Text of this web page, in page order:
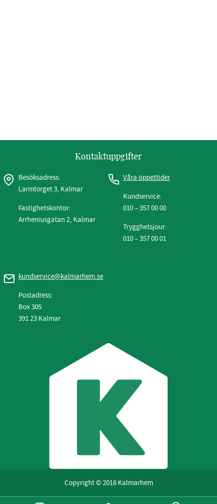
Kontaktuppgifter
Besöksadress:
Larmtorget 3, Kalmar
Fastighetskontor:
Arrheniusgatan 2, Kalmar
Våra öppettider
Kundservice:
010 – 357 00 00
Trygghetsjour:
010 – 357 00 01
kundservice@kalmarhem.se
Postadress:
Box 305
391 23 Kalmar
Copyright © 2018 Kalmarhem